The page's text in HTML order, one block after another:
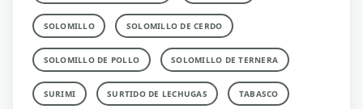
SOLOMILLO SOLOMILLO DE CERDO
SOLOMILLO DE POLLO SOLOMILLO DE TERNERA
SURIMI SURTIDO DE LECHUGAS TABASCO